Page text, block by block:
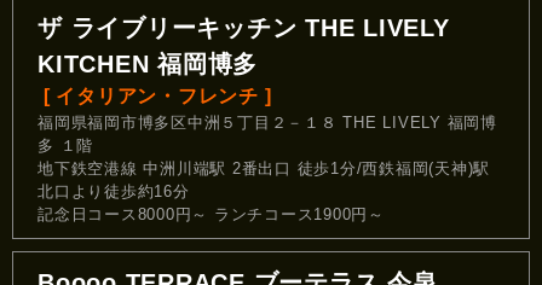
ザ ライブリーキッチン THE LIVELY
KITCHEN 福岡博多
[ イタリアン・フレンチ ]
福岡県福岡市博多区中洲５丁目２－１８ THE LIVELY 福岡博
多 １階
地下鉄空港線 中洲川端駅 2番出口 徒歩1分/西鉄福岡(天神)駅
北口より徒歩約16分
記念日コース8000円～ ランチコース1900円～